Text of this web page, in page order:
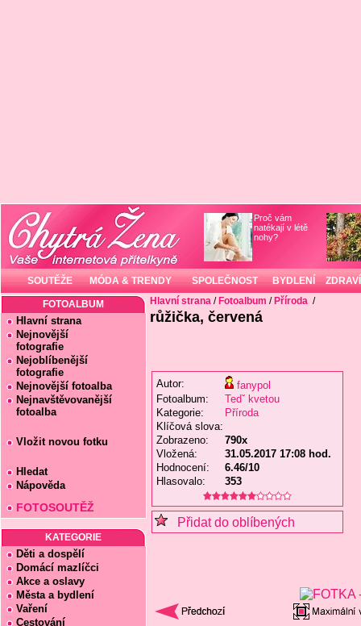
Proč vám
natékají v létě
nohy?
SOUTĚŽE MÓDA & TRENDY SPOLEČNOST BYDLENÍ ZDRAVÍ
FOTOALBUM
Hlavní strana
Nejnovější
fotografie
Nejoblíbenější
fotografie
Nejnovější fotoalba
Nejnavštěvovanější
fotoalba
Vložit novou fotku
Hledat
Nápověda
FOTOSOUTĚŽ
KATEGORIE
Děti a dospělí
Domácí mazlíčci
Akce a oslavy
Města a bydlení
Vaření
Cestování
Hlavní strana / Fotoalbum / Příroda /
růžička, červená
Autor:
fanypol
Fotoalbum:
Tedˇ kvetou
Kategorie:
Příroda
Klíčová slova:
Zobrazeno:
790x
Vložená:
31.05.2017 17:08 hod.
Hodnocení:
6.46/10
Hlasovalo:
353
Přidat do oblíbených